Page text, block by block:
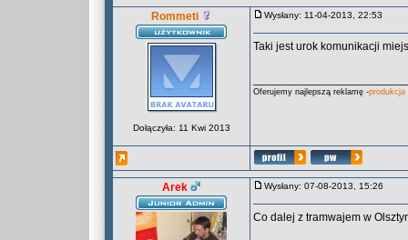
Rommeti
Dołączyła: 11 Kwi 2013
Wysłany: 11-04-2013, 22:53
Taki jest urok komunikacji
Oferujemy najlepszą reklamę -produkcja
Arek Wysłany: 07-08-2013, 15:26
Co dalej z tramwajem w